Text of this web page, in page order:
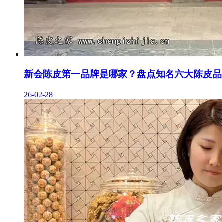
新会陈皮第一品牌是哪家？盘点知名六大陈皮
26-02-28